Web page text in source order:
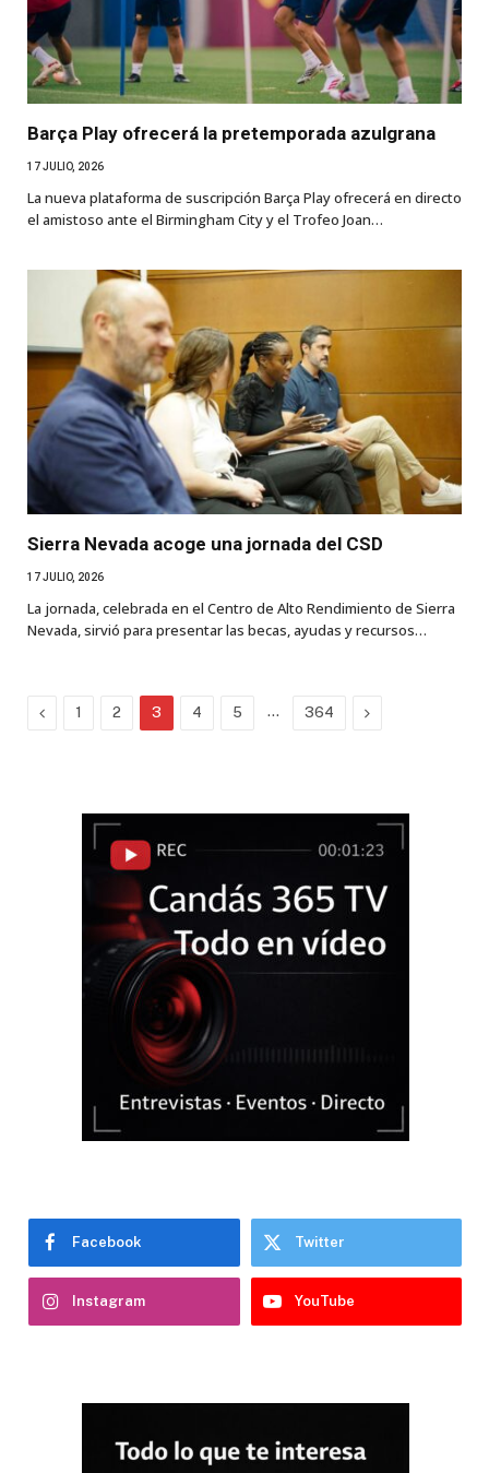
Barça Play ofrecerá la pretemporada azulgrana
17 JULIO, 2026
La nueva plataforma de suscripción Barça Play ofrecerá en directo
el amistoso ante el Birmingham City y el Trofeo Joan…
Sierra Nevada acoge una jornada del CSD
17 JULIO, 2026
La jornada, celebrada en el Centro de Alto Rendimiento de Sierra
Nevada, sirvió para presentar las becas, ayudas y recursos…
Previous
1 2 3 4 5 … 364 Next
Facebook Twitter
Instagram YouTube